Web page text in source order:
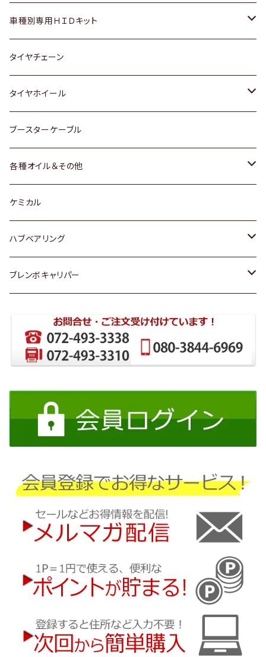
マツダ
三菱
スバル
レクサス
ダイハツ
マツダ
三菱
スバル
日産
いすゞ
ダイハツ
マツダ
三菱
スバル
スズキ
日産
ダイハツ
スバル
ホンダ
スズキ
日産
ダイハツ
マツダ
ホンダ
スズキ
日産
ダイハツ
マツダ
スバル
車種別専用ＨＩＤキット
トヨタ
マツダ
タイヤチェーン
タイヤホイール
トヨタ
ホンダ
スズキ
日産
ダイハツ
ブースターケーブル
各種オイル＆その他
ディーデル洗浄添加剤
ケミカル
ハブベアリング
トヨタ
スズキ
ダイハツ
三菱
ブレンボキャリパー
日産
スバル